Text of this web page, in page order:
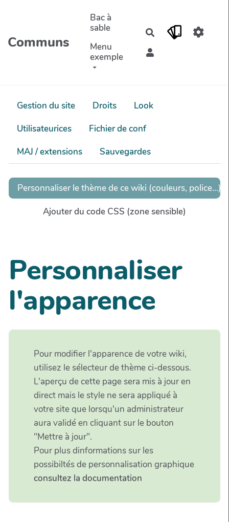
Aller au contenu principal
Communs
Bac à
sable
Menu
exemple
Rechercher
Gestion du site Droits
Look
Utilisateurices
Fichier de conf
MAJ / extensions
Sauvegardes
Personnaliser le thème de ce wiki (couleurs, police...)
Ajouter du code CSS (zone sensible)
Personnaliser
l'apparence
Pour modifier l'apparence de votre wiki,
utilisez le sélecteur de thème ci-dessous.
L'aperçu de cette page sera mis à jour en
direct mais le style ne sera appliqué à
votre site que lorsqu'un administrateur
aura validé en cliquant sur le bouton
"Mettre à jour".
Pour plus dinformations sur les
possibiltés de personnalisation graphique
consultez la documentation